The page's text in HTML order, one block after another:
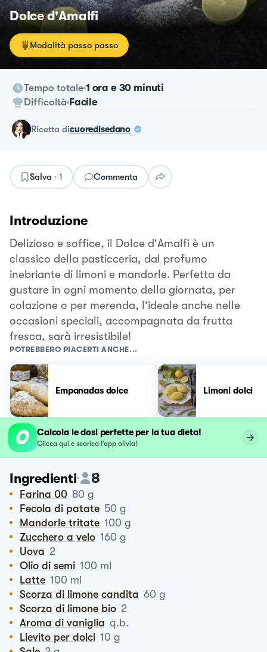
Dolce d'Amalfi
Modalità passo passo
Tempo totale 1 ora e 30 minuti
Difficoltà Facile
ricetta dicuoredisedano
Salva · 1 Commenta
Introduzione
Delizioso e soffice, il Dolce d'Amalfi è un
classico della pasticceria, dal profumo
inebriante di limoni e mandorle. Perfetta da
gustare in ogni momento della giornata, per
colazione o per merenda, l'ideale anche nelle
occasioni speciali, accompagnata da frutta
fresca, sarà irresistibile!
POTREBBERO PIACERTI ANCHE...
Empanadas dolce Limoni dolci
Calcola le dosi perfette per la tua dieta!
Clicca qui e scarica l’app olivia!
Ingredienti 8
Farina 00 80 g
Fecola di patate 50 g
Mandorle tritate 100 g
Zucchero a velo 160 g
Uova 2
Olio di semi 100 ml
Latte 100 ml
Scorza di limone candita 60 g
scorza di limone bio 2
Aroma di vaniglia q.b.
Lievito per dolci 10 g